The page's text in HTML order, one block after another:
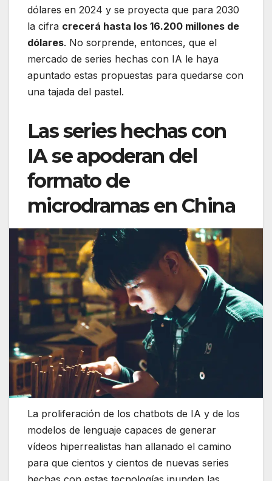
dólares en 2024 y se proyecta que para 2030
la cifra crecerá hasta los 16.200 millones de
dólares. No sorprende, entonces, que el
mercado de series hechas con IA le haya
apuntado estas propuestas para quedarse con
una tajada del pastel.
Las series hechas con
IA se apoderan del
formato de
microdramas en China
La proliferación de los chatbots de IA y de los
modelos de lenguaje capaces de generar
vídeos hiperrealistas han allanado el camino
para que cientos y cientos de nuevas series